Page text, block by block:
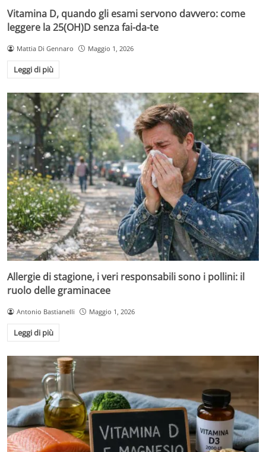
Vitamina D, quando gli esami servono davvero: come
leggere la 25(OH)D senza fai-da-te
Mattia Di Gennaro Maggio 1, 2026
Leggi di più
Allergie di stagione, i veri responsabili sono i pollini: il
ruolo delle graminacee
Antonio Bastianelli Maggio 1, 2026
Leggi di più